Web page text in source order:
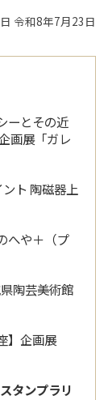
令和8年7月23日
ーとその近
画展「ガレ
ト 陶磁器上
へや＋（プ
陶芸美術館
】企画展
タンプラリ